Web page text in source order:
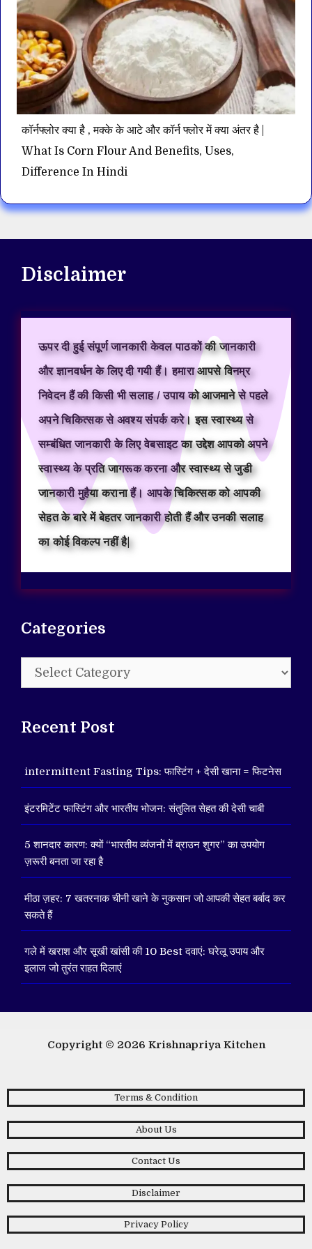
कॉर्नफ्लोर क्या है , मक्के के आटे और कॉर्न फ्लोर में क्या अंतर है |
What Is Corn Flour And Benefits, Uses,
Difference In Hindi
Disclaimer
ऊपर दी हुई संपूर्ण जानकारी केवल पाठकों की जानकारी
और ज्ञानवर्धन के लिए दी गयी हैं। हमारा आपसे विनम्र
निवेदन हैं की किसी भी सलाह / उपाय को आजमाने से पहले
अपने चिकित्सक से अवश्य संपर्क करे। इस स्वास्थ्य से
सम्बंधित जानकारी के लिए वेबसाइट का उद्देश आपको अपने
स्वास्थ्य के प्रति जागरूक करना और स्वास्थ्य से जुडी
जानकारी मुहैया कराना हैं। आपके चिकित्सक को आपकी
सेहत के बारे में बेहतर जानकारी होती हैं और उनकी सलाह
का कोई विकल्प नहीं है|
Categories
Categories
Recent Post
intermittent Fasting Tips: फास्टिंग + देसी खाना = फिटनेस
इंटरमिटेंट फास्टिंग और भारतीय भोजन: संतुलित सेहत की देसी चाबी
5 शानदार कारण: क्यों “भारतीय व्यंजनों में ब्राउन शुगर” का उपयोग
ज़रूरी बनता जा रहा है
मीठा ज़हर: 7 खतरनाक चीनी खाने के नुकसान जो आपकी सेहत बर्बाद कर
सकते हैं
गले में खराश और सूखी खांसी की 10 Best दवाएं: घरेलू उपाय और
इलाज जो तुरंत राहत दिलाएं
Copyright © 2026 Krishnapriya Kitchen
Terms & Condition
About Us
Contact Us
Disclaimer
Privacy Policy